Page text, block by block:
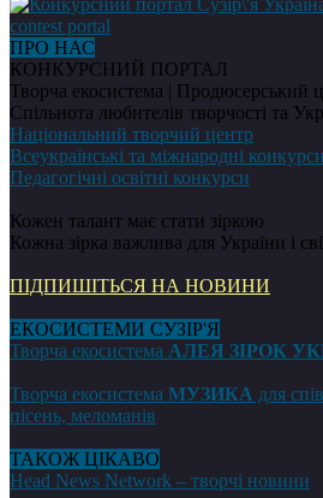
ПРО НАС
КОНКУРСНИЙ ПОРТАЛ
Творча екосистема | Продюсерський
Спільнота любителів творчості та
Національний творчий центр
Всеукраїнські та міжнародні конкурси
Педагогічні освітні конкурси
Кожен талант має стати зіркою
Кожна зірка важлива для України і
ПІДПИШІТЬСЯ НА НОВИНИ
ЕКОСИСТЕМИ СУЗІР'Я
Творча екосистема АЛЕЯ ЗІРОК
Творча екосистема МУЗИКА для
пісень, меломанів
ТАКОЖ ЦІКАВО
Head News Network – творчі новини